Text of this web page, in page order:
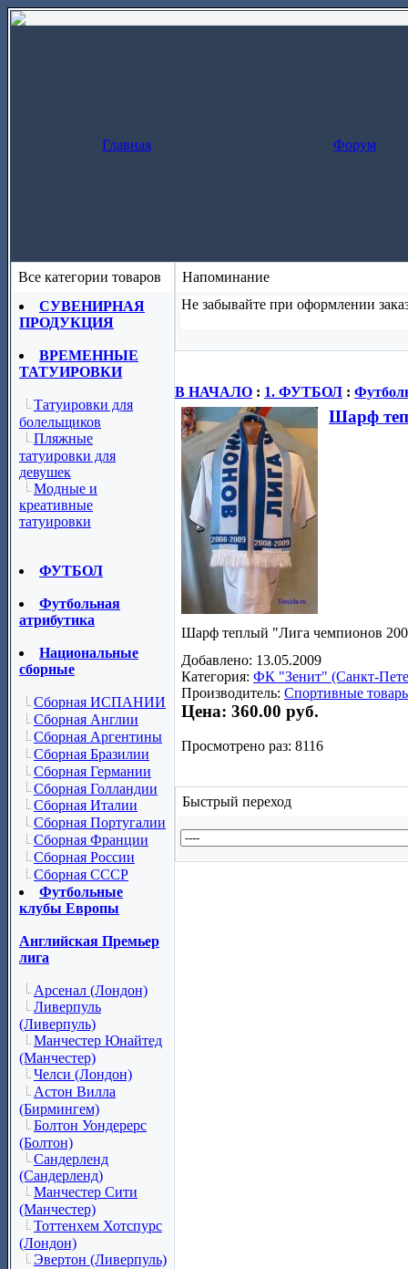
Главная Форум
Все категории товаров
СУВЕНИРНАЯ
ПРОДУКЦИЯ
ВРЕМЕННЫЕ
ТАТУИРОВКИ
Татуировки для
болельщиков
Пляжные
татуировки для
девушек
Модные и
креативные
татуировки
ФУТБОЛ
Футбольная
атрибутика
Национальные
сборные
Сборная ИСПАНИИ
Сборная Англии
Сборная Аргентины
Сборная Бразилии
Сборная Германии
Сборная Голландии
Сборная Италии
Сборная Португалии
Сборная Франции
Сборная России
Сборная СССР
Футбольные
клубы Европы
Английская Премьер
лига
Арсенал (Лондон)
Ливерпуль
(Ливерпуль)
Манчестер Юнайтед
(Манчестер)
Челси (Лондон)
Астон Вилла
(Бирмингем)
Болтон Уондерерс
(Болтон)
Сандерленд
(Сандерленд)
Манчестер Сити
(Манчестер)
Тоттенхем Хотспурс
(Лондон)
Эвертон (Ливерпуль)
Напоминание
Не забывайте при оформлении
В НАЧАЛО : 1. ФУТБОЛ :
Шарф
Шарф теплый "Лига чемпионов
Добавлено: 13.05.2009
Категория: ФК "Зенит" (Санкт-
Производитель: Спортивные
Цена: 360.00 руб.
Просмотрено раз: 8116
Быстрый переход